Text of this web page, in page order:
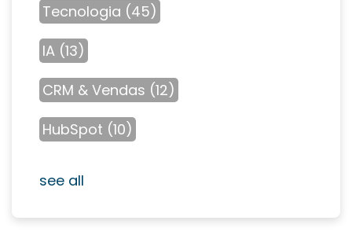
Tecnologia (45)
IA (13)
CRM & Vendas (12)
HubSpot (10)
see all